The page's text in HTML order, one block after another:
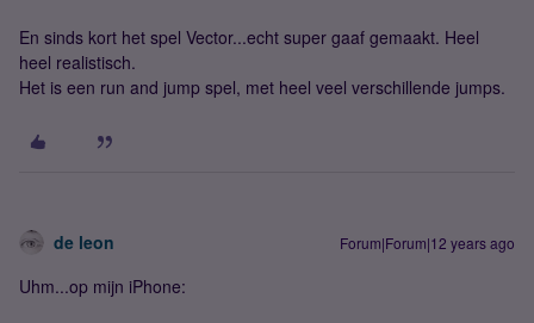
En sinds kort het spel Vector...echt super gaaf gemaakt. Heel
heel realistisch.
Het is een run and jump spel, met heel veel verschillende jumps.
de leon Forum|Forum|12 years ago
Uhm...op mijn iPhone: